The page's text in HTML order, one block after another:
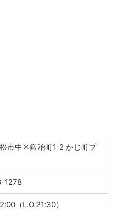
市中区鍛冶町1-2 かじ町プ
1278
（L.O.21:30）